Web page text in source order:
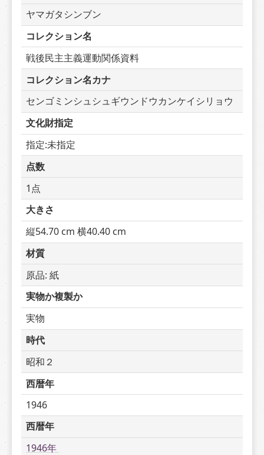
ヤマガタシンブン
コレクション名
戦後民主主義運動関係資料
コレクション名カナ
センゴミンシュシュギウンドウカンケイシリョウ
文化財指定
指定:未指定
点数
1点
大きさ
縦54.70 cm 横40.40 cm
材質
原品: 紙
実物か複製か
実物
時代
昭和２
西暦年
1946
西暦年
1946年